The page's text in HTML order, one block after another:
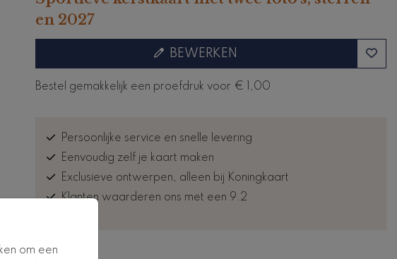
om een
en 2027
BEWERKEN
Bestel gemakkelijk een proefdruk voor € 1,00
Persoonlijke service en snelle levering
Eenvoudig zelf je kaart maken
Exclusieve ontwerpen, alleen bij Koningkaart
Klanten waarderen ons met een 9.2